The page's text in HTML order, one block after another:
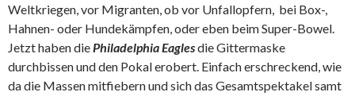
Weltkriegen, vor Migranten, ob vor Unfallopfern, bei Box-,
Hahnen- oder Hundekämpfen, oder eben beim Super-Bowel.
Jetzt haben diePhiladelphiaEaglesdie Gittermaske
durchbissen und den Pokal erobert. Einfach erschreckend, wie
da die Massen mitfiebern und sich das Gesamtspektakel samt